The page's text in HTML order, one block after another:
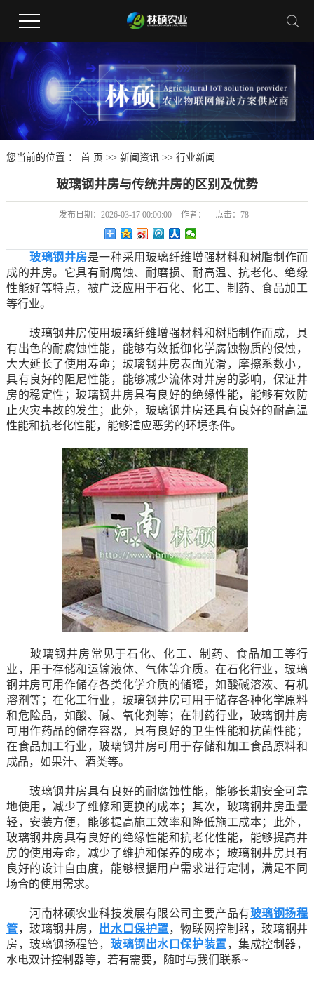
您当前的位置 ： 首 页 >> 新闻资讯>> 行业新闻
玻璃钢井房与传统井房的区别及优势
发布日期： 2026-03-17 00:00:00 作者： 点击： 78
玻璃钢井房是一种采用玻璃纤维增强材料和树脂制作而
成的井房。它具有耐腐蚀、耐磨损、耐高温、抗老化、绝缘
性能好等特点，被广泛应用于石化、化工、制药、食品加工
等行业。
玻璃钢井房使用玻璃纤维增强材料和树脂制作而成，具
有出色的耐腐蚀性能，能够有效抵御化学腐蚀物质的侵蚀，
大大延长了使用寿命；玻璃钢井房表面光滑，摩擦系数小，
具有良好的阻尼性能，能够减少流体对井房的影响，保证井
房的稳定性；玻璃钢井房具有良好的绝缘性能，能够有效防
止火灾事故的发生；此外，玻璃钢井房还具有良好的耐高温
性能和抗老化性能，能够适应恶劣的环境条件。
玻璃钢井房常见于石化、化工、制药、食品加工等行
业，用于存储和运输液体、气体等介质。在石化行业，玻璃
钢井房可用作储存各类化学介质的储罐，如酸碱溶液、有机
溶剂等；在化工行业，玻璃钢井房可用于储存各种化学原料
和危险品，如酸、碱、氧化剂等；在制药行业，玻璃钢井房
可用作药品的储存容器，具有良好的卫生性能和抗菌性能；
在食品加工行业，玻璃钢井房可用于存储和加工食品原料和
成品，如果汁、酒类等。
玻璃钢井房具有良好的耐腐蚀性能，能够长期安全可靠
地使用，减少了维修和更换的成本；其次，玻璃钢井房重量
轻，安装方便，能够提高施工效率和降低施工成本；此外，
玻璃钢井房具有良好的绝缘性能和抗老化性能，能够提高井
房的使用寿命，减少了维护和保养的成本；玻璃钢井房具有
良好的设计自由度，能够根据用户需求进行定制，满足不同
场合的使用需求。
河南林硕农业科技发展有限公司主要产品有玻璃钢扬程
管，玻璃钢井房， 出水口保护罩，物联网控制器，玻璃钢井
房，玻璃钢扬程管，玻璃钢出水口保护装置，集成控制器，
水电双计控制器等，若有需要，随时与我们联系~